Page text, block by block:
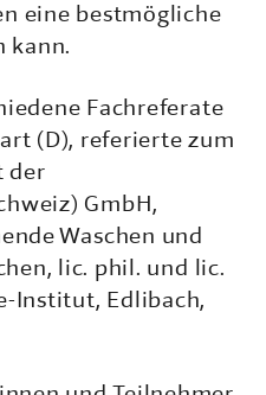
eine bestmögliche
kann.
Fachreferate
(D), referierte zum
der
GmbH,
Waschen und
lic. phil. und lic.
Institut, Edlibach,